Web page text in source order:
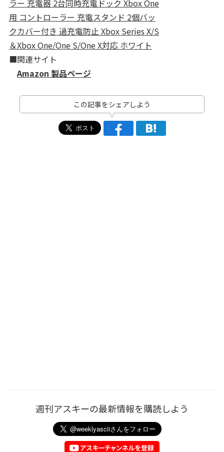
ラー 充電器 2台同時充電ドック Xbox One
用 コントローラー 充電スタンド 2個バッ
クカバー付き 過充電防止 Xbox Series X/S
＆Xbox One/One S/One X対応 ホワイト
■関連サイト
Amazon 製品ページ
この記事をシェアしよう
週刊アスキーの最新情報を購読しよう